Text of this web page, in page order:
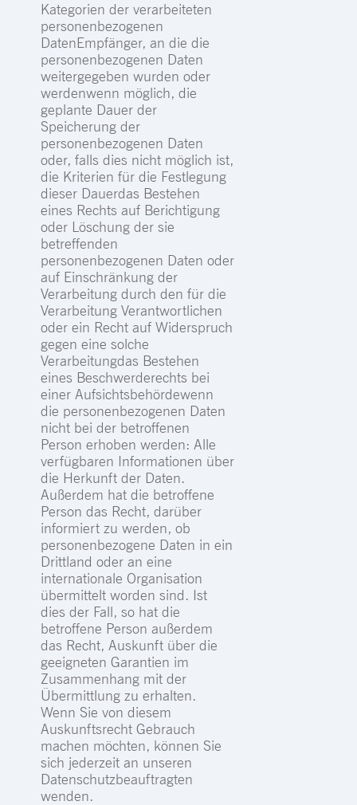
Kategorien der verarbeiteten
personenbezogenen
DatenEmpfänger, an die die
personenbezogenen Daten
weitergegeben wurden oder
werdenwenn möglich, die
geplante Dauer der
Speicherung der
personenbezogenen Daten
oder, falls dies nicht möglich ist,
die Kriterien für die Festlegung
dieser Dauerdas Bestehen
eines Rechts auf Berichtigung
oder Löschung der sie
betreffenden
personenbezogenen Daten oder
auf Einschränkung der
Verarbeitung durch den für die
Verarbeitung Verantwortlichen
oder ein Recht auf Widerspruch
gegen eine solche
Verarbeitungdas Bestehen
eines Beschwerderechts bei
einer Aufsichtsbehördewenn
die personenbezogenen Daten
nicht bei der betroffenen
Person erhoben werden: Alle
verfügbaren Informationen über
die Herkunft der Daten.
Außerdem hat die betroffene
Person das Recht, darüber
informiert zu werden, ob
personenbezogene Daten in ein
Drittland oder an eine
internationale Organisation
übermittelt worden sind. Ist
dies der Fall, so hat die
betroffene Person außerdem
das Recht, Auskunft über die
geeigneten Garantien im
Zusammenhang mit der
Übermittlung zu erhalten.
Wenn Sie von diesem
Auskunftsrecht Gebrauch
machen möchten, können Sie
sich jederzeit an unseren
Datenschutzbeauftragten
wenden.